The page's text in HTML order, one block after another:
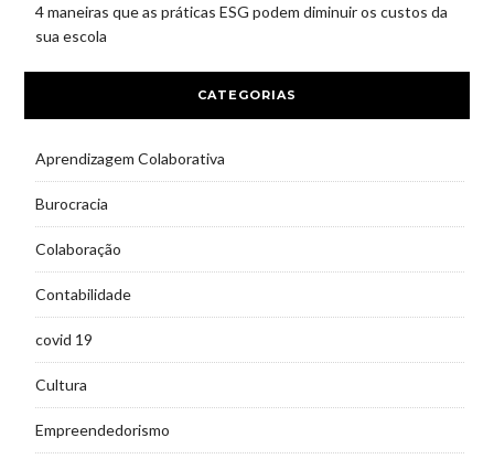
4 maneiras que as práticas ESG podem diminuir os custos da
sua escola
CATEGORIAS
Aprendizagem Colaborativa
Burocracia
Colaboração
Contabilidade
covid 19
Cultura
Empreendedorismo